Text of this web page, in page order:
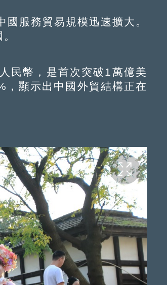
服務貿易規模迅速擴大。
幣，是首次突破1萬億美
顯示出中國外貿結構正在